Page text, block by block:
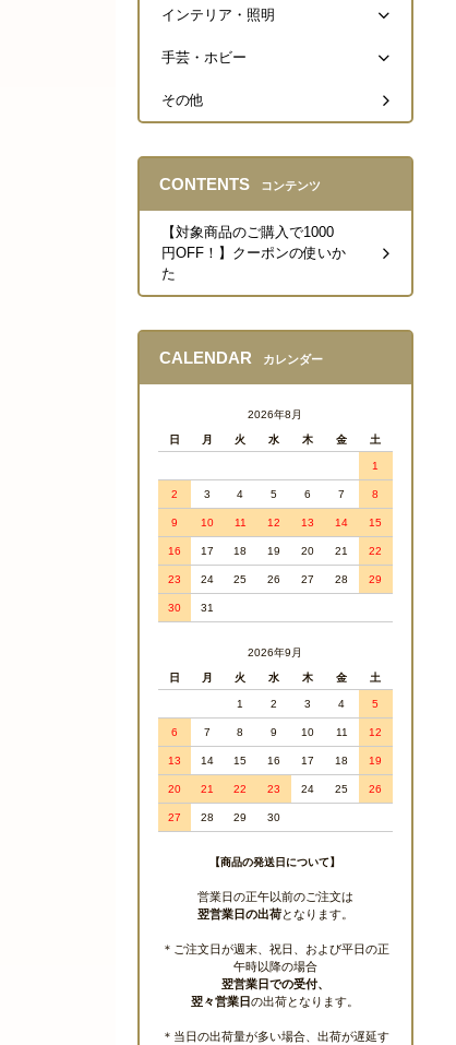
インテリア・照明
手芸・ホビー
その他
CONTENTS コンテンツ
【対象商品のご購入で1000
円OFF！】クーポンの使いか
た
CALENDAR カレンダー
2026年8月
日 月 火 水 木 金 土
1
2 3 4 5 6 7 8
9 10 11 12 13 14 15
16 17 18 19 20 21 22
23 24 25 26 27 28 29
30 31
2026年9月
日 月 火 水 木 金 土
1 2 3 4 5
6 7 8 9 10 11 12
13 14 15 16 17 18 19
20 21 22 23 24 25 26
27 28 29 30
【商品の発送日について】
営業日の正午以前のご注文は
翌営業日の出荷となります。
＊ご注文日が週末、祝日、および平日の正
午時以降の場合
翌営業日での受付、
翌々営業日の出荷となります。
＊当日の出荷量が多い場合、出荷が遅延す